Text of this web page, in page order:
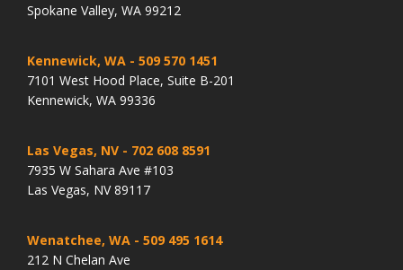
Spokane Valley, WA 99212
Kennewick, WA - 509 570 1451
7101 West Hood Place, Suite B-201
Kennewick, WA 99336
Las Vegas, NV - 702 608 8591
7935 W Sahara Ave #103
Las Vegas, NV 89117
Wenatchee, WA - 509 495 1614
212 N Chelan Ave